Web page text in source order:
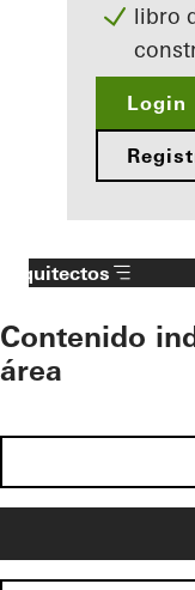
libro
Login
Arquitectos
Contenido
área